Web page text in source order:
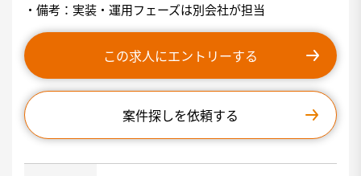
・備考：実装・運用フェーズは別会社が担当
この求人にエントリーする
案件探しを依頼する